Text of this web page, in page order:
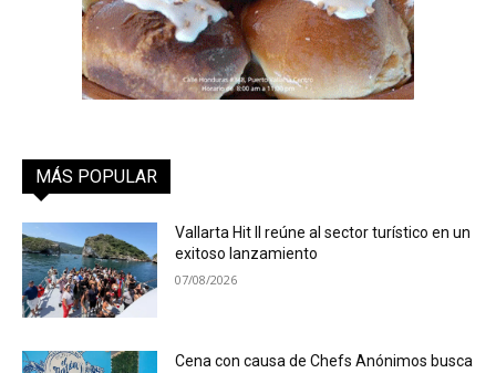
MÁS POPULAR
Vallarta Hit II reúne al sector turístico en un
exitoso lanzamiento
07/08/2026
Cena con causa de Chefs Anónimos busca